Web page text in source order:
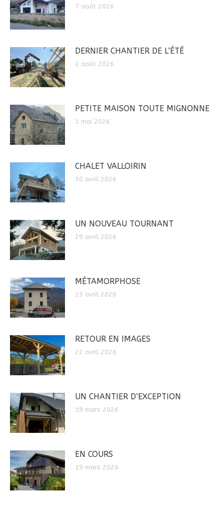
7 août 2026
DERNIER CHANTIER DE L’ÉTÉ
2 août 2026
PETITE MAISON TOUTE MIGNONNE
1 mai 2026
CHALET VALLOIRIN
30 avril 2026
UN NOUVEAU TOURNANT
29 avril 2026
MÉTAMORPHOSE
23 avril 2026
RETOUR EN IMAGES
22 avril 2026
UN CHANTIER D’EXCEPTION
19 mars 2026
EN COURS
19 mars 2026